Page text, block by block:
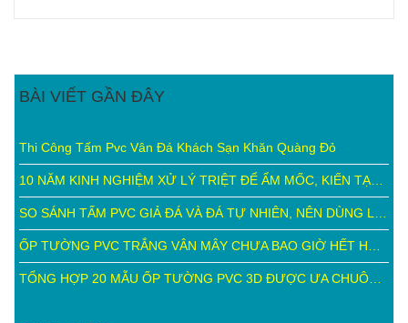
BÀI VIẾT GẦN ĐÂY
Thi Công Tấm Pvc Vân Đá Khách Sạn Khăn Quàng Đỏ